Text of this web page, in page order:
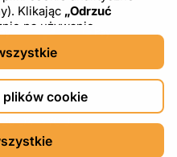
DXF4YOU.
Klikając „Odrzuć
na używanie
kategorie plików cookie
Możesz w
wycofać swoją zgodę,
plików cookie” w dolnej
na temat korzystania z
zewnętrznych,
cookie
plików cookie